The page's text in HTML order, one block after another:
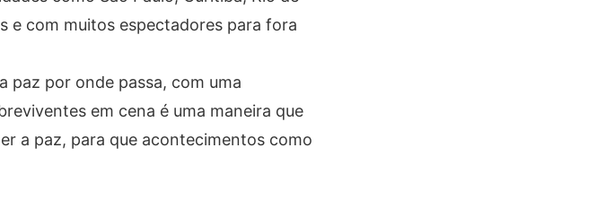
e com muitos espectadores para fora
paz por onde passa, com uma
em cena é uma maneira que
a paz, para que acontecimentos como